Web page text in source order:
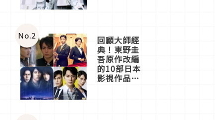
體驗
No.2 回顧大師經
典！東野圭
吾原作改編
的10部日本
影視作品推